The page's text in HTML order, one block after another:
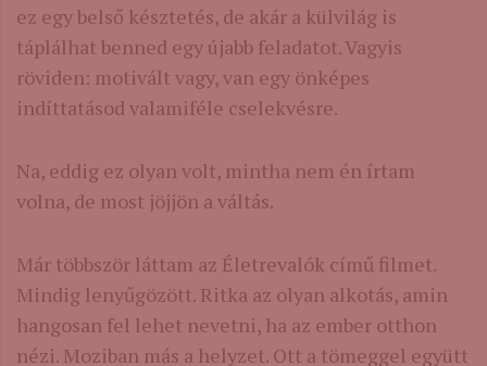
ez egy belső késztetés, de akár a külvilág is
táplálhat benned egy újabb feladatot. Vagyis
röviden: motivált vagy, van egy önképes
indíttatásod valamiféle cselekvésre.
Na, eddig ez olyan volt, mintha nem én írtam
volna, de most jöjjön a váltás.
Már többször láttam az Életrevalók című filmet.
Mindig lenyűgözött. Ritka az olyan alkotás, amin
hangosan fel lehet nevetni, ha az ember otthon
nézi. Moziban más a helyzet. Ott a tömeggel együtt